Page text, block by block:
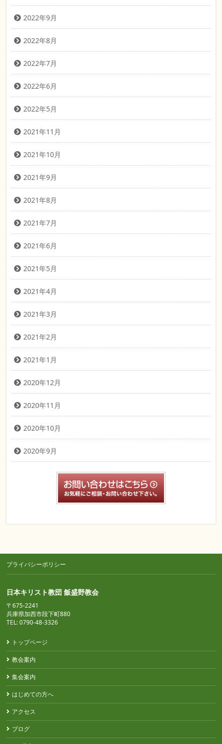
2022年9月
2022年8月
2022年7月
2022年6月
2022年5月
2021年11月
2021年10月
2021年9月
2021年8月
2021年7月
2021年6月
2021年5月
2021年4月
2021年3月
2021年2月
2021年1月
2020年12月
2020年11月
2020年10月
2020年9月
プライバシーポリシー
日本キリスト教団 飯盛野教会
〒675-2241
兵庫県加西市段下町880
TEL: 0790-48-3326
トップページ
教会案内
集会案内
はじめての方へ
アクセス
ブログ